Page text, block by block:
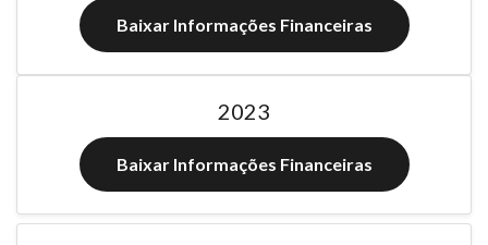
Baixar Informações Financeiras
2023
Baixar Informações Financeiras